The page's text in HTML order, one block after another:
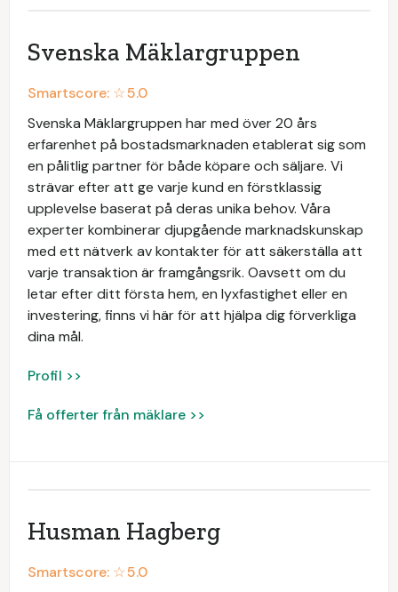
Svenska Mäklargruppen
Smartscore: ☆5.0
Svenska Mäklargruppen har med över 20 års
erfarenhet på bostadsmarknaden etablerat sig som
en pålitlig partner för både köpare och säljare. Vi
strävar efter att ge varje kund en förstklassig
upplevelse baserat på deras unika behov. Våra
experter kombinerar djupgående marknadskunskap
med ett nätverk av kontakter för att säkerställa att
varje transaktion är framgångsrik. Oavsett om du
letar efter ditt första hem, en lyxfastighet eller en
investering, finns vi här för att hjälpa dig förverkliga
dina mål.
Profil >>
Få offerter från mäklare >>
Husman Hagberg
Smartscore: ☆5.0